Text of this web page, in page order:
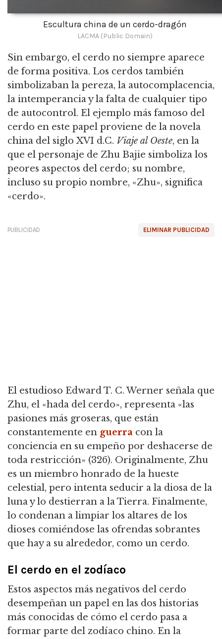
Escultura china de un cerdo-dragón
LACMA (Public Domain)
Sin embargo, el cerdo no siempre aparece
de forma positiva. Los cerdos también
simbolizaban la pereza, la autocomplacencia,
la intemperancia y la falta de cualquier tipo
de autocontrol. El ejemplo más famoso del
cerdo en este papel proviene de la novela
china del siglo XVI d.C. Viaje al Oeste, en la
que el personaje de Zhu Bajie simboliza los
peores aspectos del cerdo; su nombre,
incluso su propio nombre, «Zhu», significa
«cerdo».
ELIMINAR PUBLICIDAD
PUBLICIDAD
El estudioso Edward T. C. Werner señala que
Zhu, el «hada del cerdo», representa «las
pasiones más groseras, que están
constantemente en guerra con la
conciencia en su empeño por deshacerse de
toda restricción» (326). Originalmente, Zhu
es un miembro honrado de la hueste
celestial, pero intenta seducir a la diosa de la
luna y lo destierran a la Tierra. Finalmente,
lo condenan a limpiar los altares de los
dioses comiéndose las ofrendas sobrantes
que hay a su alrededor, como un cerdo.
El cerdo en el zodíaco
Estos aspectos más negativos del cerdo
desempeñan un papel en las dos historias
más conocidas de cómo el cerdo pasa a
formar parte del zodíaco chino. En la